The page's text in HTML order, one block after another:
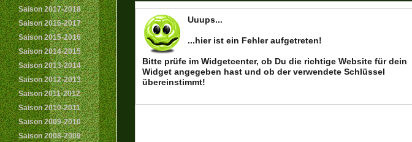
Saison 2017-2018
Saison 2016-2017
Saison 2015-2016
Saison 2014-2015
Saison 2013-2014
Saison 2012-2013
Saison 2011-2012
Saison 2010-2011
Saison 2009-2010
Saison 2008-2009